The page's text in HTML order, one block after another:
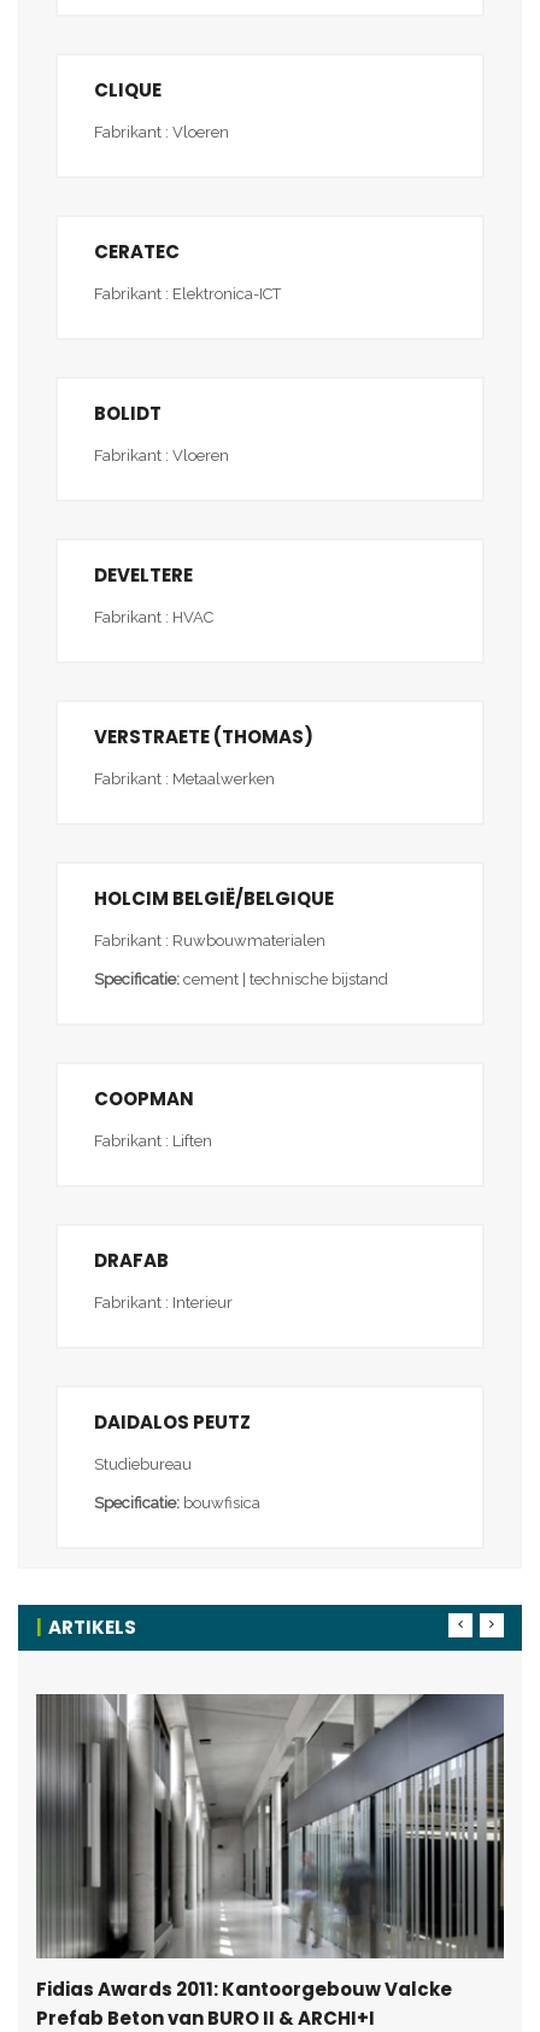
CLIQUE
Fabrikant : Vloeren
CERATEC
Fabrikant : Elektronica-ICT
BOLIDT
Fabrikant : Vloeren
DEVELTERE
Fabrikant : HVAC
VERSTRAETE (THOMAS)
Fabrikant : Metaalwerken
HOLCIM BELGIË/BELGIQUE
Fabrikant : Ruwbouwmaterialen
Specificatie: cement | technische bijstand
COOPMAN
Fabrikant : Liften
DRAFAB
Fabrikant : Interieur
DAIDALOS PEUTZ
Studiebureau
Specificatie: bouwfisica
ARTIKELS
Fidias Awards 2011: Kantoorgebouw Valcke
Prefab Beton van BURO II & ARCHI+I